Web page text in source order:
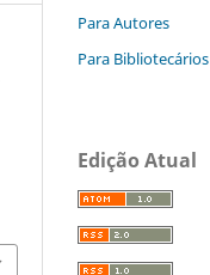
Para Autores
Para Bibliotecários
Edição Atual